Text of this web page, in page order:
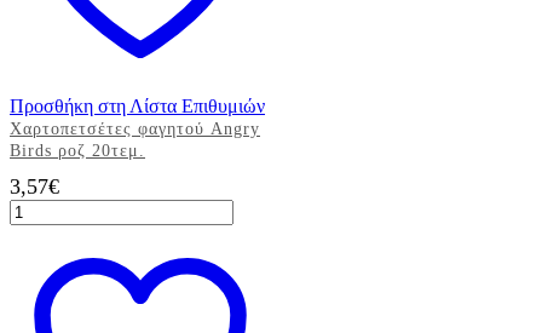
Προσθήκη στη Λίστα Επιθυμιών
Χαρτοπετσέτες φαγητού Angry
Birds ροζ 20τεμ.
3,57€
Χαρτοπετσέτες
φαγητού
Birds
ροζ
20τεμ.